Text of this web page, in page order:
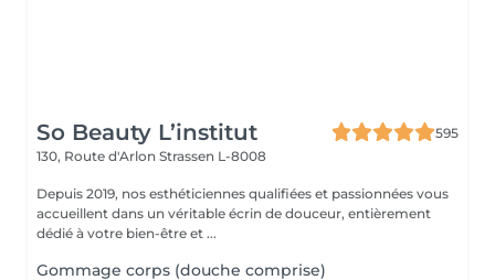
So Beauty L’institut
595
130, Route d'Arlon Strassen L-8008
Depuis 2019, nos esthéticiennes qualifiées et passionnées vous
accueillent dans un véritable écrin de douceur, entièrement
dédié à votre bien-être et ...
Gommage corps (douche comprise)